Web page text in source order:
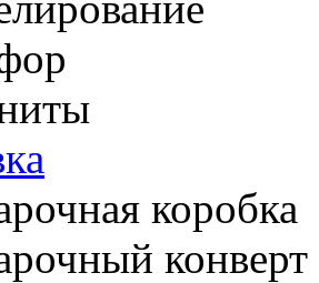
коробка
конверт